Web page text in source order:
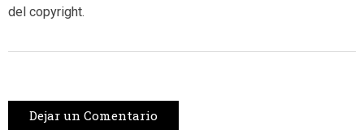
del copyright.
Dejar un Comentario